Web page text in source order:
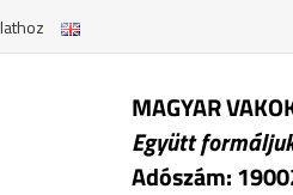
MAGYAR
Együtt
Adószám: